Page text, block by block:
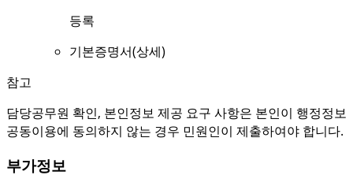
등록
기본증명서(상세)
참고
담당공무원 확인, 본인정보 제공 요구 사항은 본인이 행정정보
공동이용에 동의하지 않는 경우 민원인이 제출하여야 합니다.
부가정보